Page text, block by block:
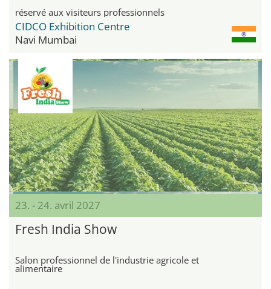
réservé aux visiteurs professionnels
CIDCO Exhibition Centre
Navi Mumbai
23. - 24. avril 2027
Fresh India Show
Salon professionnel de l'industrie agricole et
alimentaire